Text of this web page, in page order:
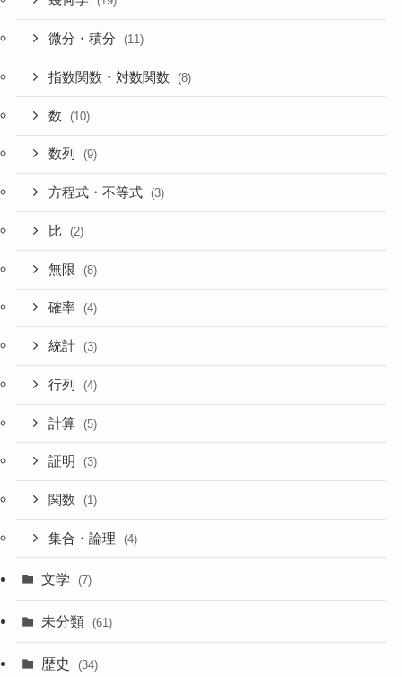
微分・積分 (11)
指数関数・対数関数 (8)
数 (10)
数列 (9)
方程式・不等式 (3)
比 (2)
無限 (8)
確率 (4)
統計 (3)
行列 (4)
計算 (5)
証明 (3)
関数 (1)
集合・論理 (4)
文学 (7)
未分類 (61)
歴史 (34)